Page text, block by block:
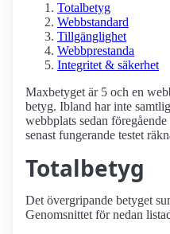
Totalbetyg
Webbstandard
Tillgänglighet
Webbprestanda
Integritet & säkerhet
Maxbetyget är 5 och en
betyg. Ibland har inte
webbplats sedan
senast fungerande testet
Totalbetyg
Det övergripande betyget
Genomsnittet för nedan